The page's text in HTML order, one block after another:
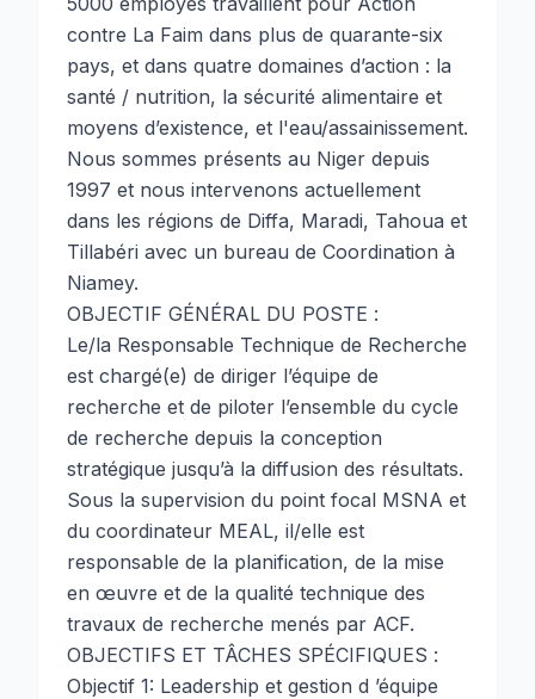
contre La Faim dans plus de quarante-six
pays, et dans quatre domaines d’action : la
santé / nutrition, la sécurité alimentaire et
moyens d’existence, et l'eau/assainissement.
Nous sommes présents au Niger depuis
1997 et nous intervenons actuellement
dans les régions de Diffa, Maradi, Tahoua et
Tillabéri avec un bureau de Coordination à
Niamey.
OBJECTIF GÉNÉRAL DU POSTE :
Le/la Responsable Technique de Recherche
est chargé(e) de diriger l’équipe de
recherche et de piloter l’ensemble du cycle
de recherche depuis la conception
stratégique jusqu’à la diffusion des résultats.
Sous la supervision du point focal MSNA et
du coordinateur MEAL, il/elle est
responsable de la planification, de la mise
en œuvre et de la qualité technique des
travaux de recherche menés par ACF.
OBJECTIFS ET TÂCHES SPÉCIFIQUES :
Objectif 1: Leadership et gestion d ’équipe